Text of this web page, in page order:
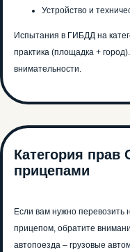
Устройство и
Испытания в ГИБДД на
практика (площадка +
внимательности.
Категория
прицепами
Если вам нужно перевозить
прицепом, обратите
автопоезда – грузовые